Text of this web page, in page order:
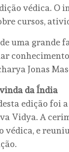
védica. O
cursos,
uma grande
Jonas
da Índia
edição foi
Vidya. A
e